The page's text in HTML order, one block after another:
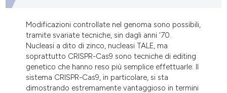
Modificazioni controllate nel genoma sono possibili,
tramite svariate tecniche, sin dagli anni '70.
Nucleasi a dito di zinco, nucleasi TALE, ma
soprattutto CRISPR-Cas9 sono tecniche di editing
genetico che hanno reso più semplice effettuarle. Il
sistema CRISPR-Cas9, in particolare, si sta
dimostrando estremamente vantaggioso in termini